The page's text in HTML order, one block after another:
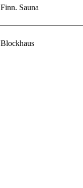
Finn. Sauna
Blockhaus